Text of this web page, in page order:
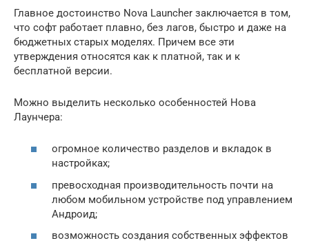
Главное достоинство Nova Launcher заключается в том,
что софт работает плавно, без лагов, быстро и даже на
бюджетных старых моделях. Причем все эти
утверждения относятся как к платной, так и к
бесплатной версии.
Можно выделить несколько особенностей Нова
Лаунчера:
огромное количество разделов и вкладок в
настройках;
превосходная производительность почти на
любом мобильном устройстве под управлением
Андроид;
возможность создания собственных эффектов